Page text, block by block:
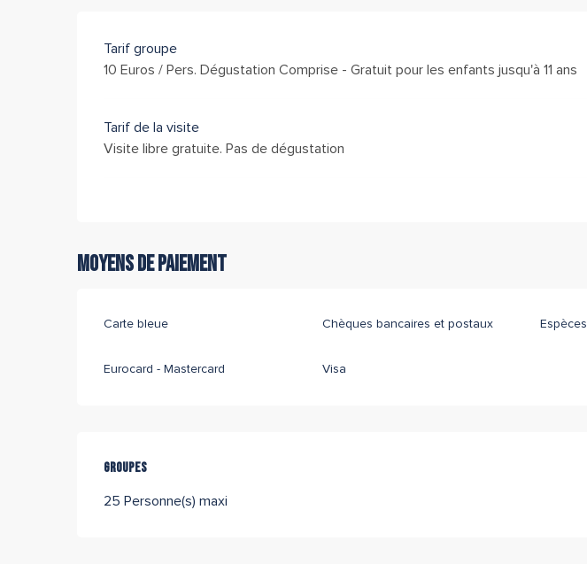
Tarif groupe
10 Euros / Pers. Dégustation Comprise - Gratuit pour les enfants jusqu'à 11 ans
Tarif de la visite
Visite libre gratuite. Pas de dégustation
Moyens de paiement
Carte bleue Chèques bancaires et postaux Espèces
Eurocard - Mastercard Visa
Groupes
Groupes
25 Personne(s) maxi